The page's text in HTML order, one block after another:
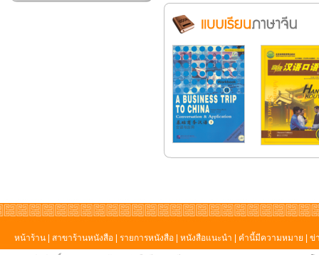
หน้าร้าน สาขาร้านหนังสือ รายการหนังสือ หนังสือแนะนำ คำนี้มีความหมาย ข่